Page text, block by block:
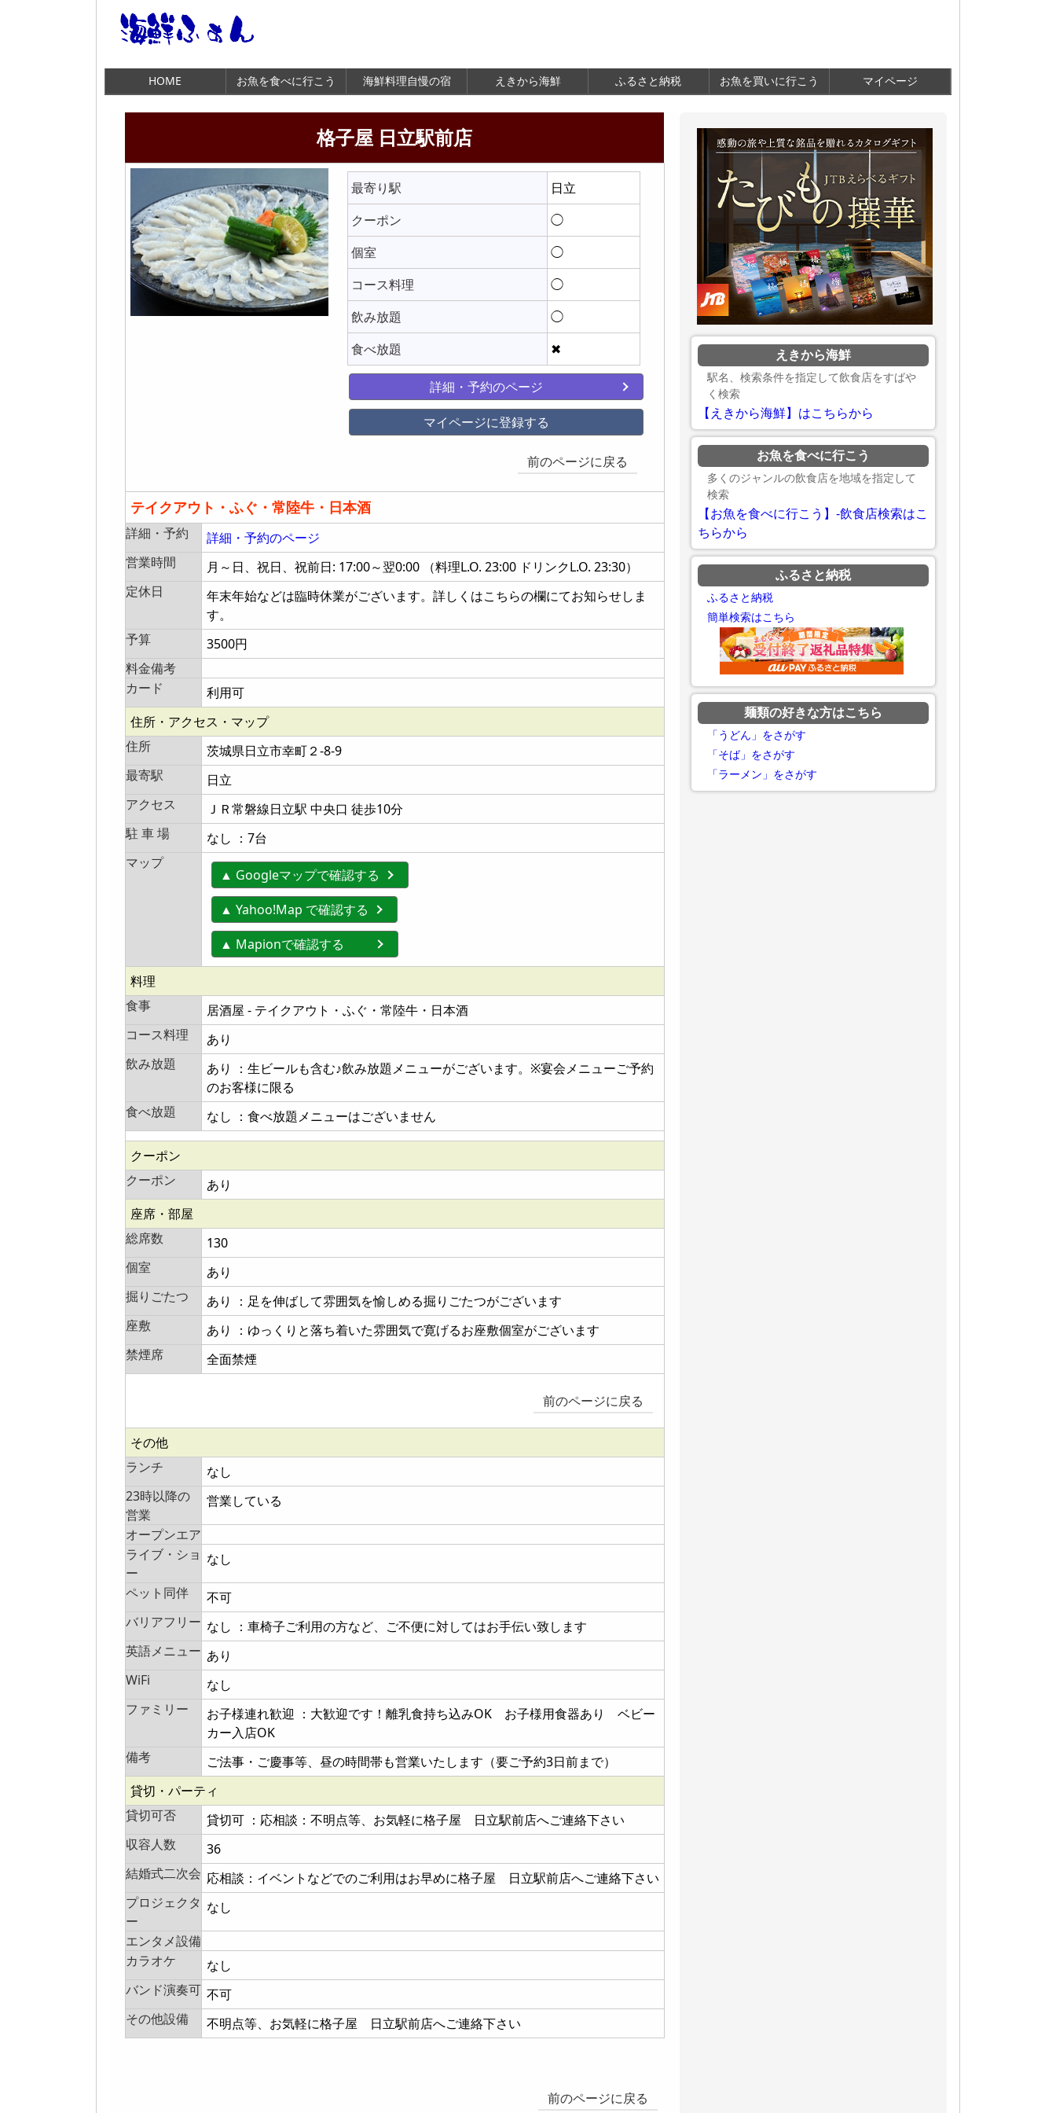
HOME お魚を食べに行こう 海鮮料理自慢の宿 えきから海鮮 ふるさと納税 お魚を買いに行こう マイページ
格子屋 日立駅前店
最寄り駅
日立
クーポン
◯
個室
◯
コース料理
◯
飲み放題
◯
食べ放題
✖
詳細・予約のページ
マイページに登録する
前のページに戻る
テイクアウト・ふぐ・常陸牛・日本酒
詳細・予約
詳細・予約のページ
営業時間
月～日、祝日、祝前日: 17:00～翌0:00 （料理L.O. 23:00 ドリンクL.O. 23:30）
定休日
年末年始などは臨時休業がございます。詳しくはこちらの欄にてお知らせしま
す。
予算
3500円
料金備考
カード
利用可
住所・アクセス・マップ
住所
茨城県日立市幸町２-8-9
最寄駅
日立
アクセス
ＪＲ常磐線日立駅 中央口 徒歩10分
駐 車 場
なし ：7台
マップ
▲ Googleマップで確認する
▲ Yahoo!Map で確認する
▲ Mapionで確認する
料理
食事
居酒屋 - テイクアウト・ふぐ・常陸牛・日本酒
コース料理
あり
飲み放題
あり ：生ビールも含む♪飲み放題メニューがございます。※宴会メニューご予約
のお客様に限る
食べ放題
なし ：食べ放題メニューはございません
クーポン
クーポン
あり
座席・部屋
総席数
130
個室
あり
掘りごたつ
あり ：足を伸ばして雰囲気を愉しめる掘りごたつがございます
座敷
あり ：ゆっくりと落ち着いた雰囲気で寛げるお座敷個室がございます
禁煙席
全面禁煙
前のページに戻る
その他
ランチ
なし
23時以降の
営業
営業している
オープンエア
ライブ・ショ
ー
なし
ペット同伴
不可
バリアフリー なし ：車椅子ご利用の方など、ご不便に対してはお手伝い致します
英語メニュー あり
WiFi
なし
ファミリー
お子様連れ歓迎 ：大歓迎です！離乳食持ち込みOK お子様用食器あり ベビー
カー入店OK
備考
ご法事・ご慶事等、昼の時間帯も営業いたします（要ご予約3日前まで）
貸切・パーティ
貸切可否
貸切可 ：応相談：不明点等、お気軽に格子屋 日立駅前店へご連絡下さい
収容人数
36
結婚式二次会 応相談：イベントなどでのご利用はお早めに格子屋 日立駅前店へご連絡下さい
プロジェクタ
ー
なし
エンタメ設備
カラオケ
なし
バンド演奏可 不可
その他設備
不明点等、お気軽に格子屋 日立駅前店へご連絡下さい
前のページに戻る
えきから海鮮
駅名、検索条件を指定して飲食店をすばや
く検索
【えきから海鮮】はこちらから
お魚を食べに行こう
多くのジャンルの飲食店を地域を指定して
検索
【お魚を食べに行こう】-飲食店検索はこ
ちらから
ふるさと納税
ふるさと納税
簡単検索はこちら
麺類の好きな方はこちら
「うどん」をさがす
「そば」をさがす
「ラーメン」をさがす